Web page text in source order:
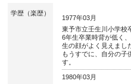
学歴（楽歴）
1977年03月
東予市立壬生川小学校
6年生卒業時背が低く
生の顔がよく見えまし
もうすでに、自分の子
す。
1980年03月